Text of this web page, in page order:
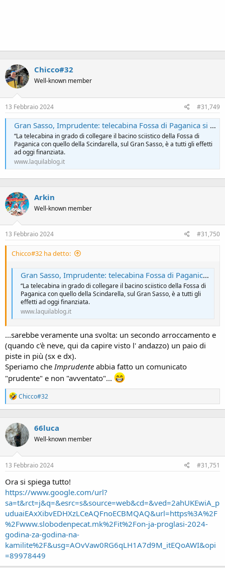
Chicco#32
Well-known member
13 Febbraio 2024 #31,749
Gran Sasso, Imprudente: telecabina Fossa di Paganica si farà. Fondi stanziati
“La telecabina in grado di collegare il bacino sciistico della Fossa di
Paganica con quello della Scindarella, sul Gran Sasso, è a tutti gli effetti
ad oggi finanziata.
www.laquilablog.it
Arkin
Well-known member
13 Febbraio 2024 #31,750
Chicco#32 ha detto:
Gran Sasso, Imprudente: telecabina Fossa di Paganica si farà. Fondi stanziati
“La telecabina in grado di collegare il bacino sciistico della Fossa di
Paganica con quello della Scindarella, sul Gran Sasso, è a tutti gli
effetti ad oggi finanziata.
www.laquilablog.it
...sarebbe veramente una svolta: un secondo arroccamento e
(quando c'è neve, qui da capire visto l' andazzo) un paio di
piste in più (sx e dx).
Speriamo cheImprudente abbia fatto un comunicato
"prudente" e non "avventato"...
R
e
a
t
i
o
n
:
Chicco#32
66luca
Well-known member
13 Febbraio 2024 #31,751
Ora si spiega tutto!
https://www.google.com/url?
sa=t&rct=j&q=&esrc=s&source=web&cd=&ved=2ahUKEwiA_p
uduaiEAxXibvEDHXzLCeAQFnoECBMQAQ&url=https%3A%2F
%2Fwww.slobodenpecat.mk%2Fit%2Fon-ja-proglasi-2024-
godina-za-godina-na-
kamilite%2F&usg=AOvVaw0RG6qLH1A7d9M_itEQoAWI&opi
=89978449